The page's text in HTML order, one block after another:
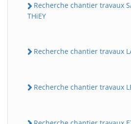
Recherche chantier travaux
THiEY
Recherche chantier travaux
Recherche chantier travaux